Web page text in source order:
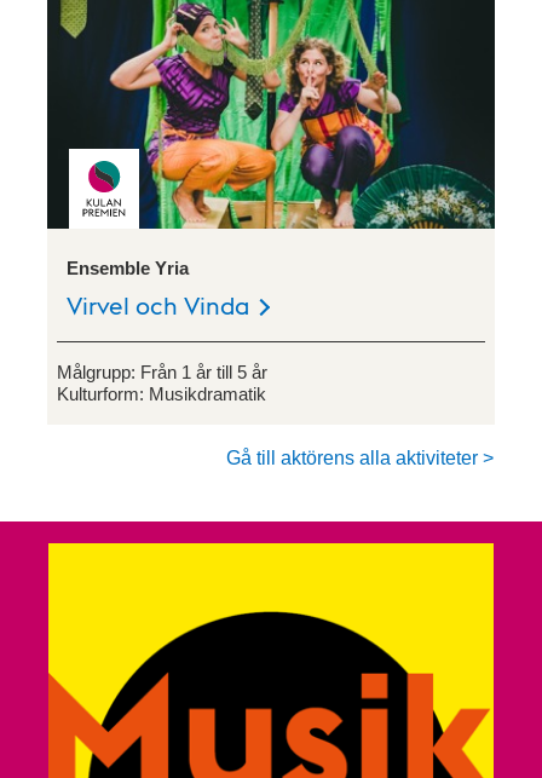
Ensemble Yria
Virvel och Vinda
Målgrupp: Från 1 år till 5 år
Kulturform: Musikdramatik
Gå till aktörens alla aktiviteter >